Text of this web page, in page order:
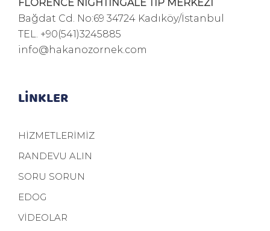
Bağdat Cd. No:69 34724 Kadıköy/İstanbul
TEL. +90(541)3245885
info@hakanozornek.com
LİNKLER
HİZMETLERİMİZ
RANDEVU ALIN
SORU SORUN
EDOG
VİDEOLAR